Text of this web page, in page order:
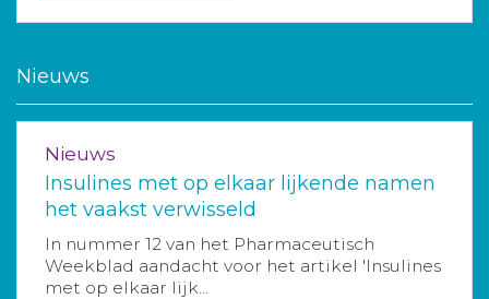
Nieuws
Nieuws
Insulines met op elkaar lijkende namen
het vaakst verwisseld
In nummer 12 van het Pharmaceutisch
Weekblad aandacht voor het artikel 'Insulines
met op elkaar lijk...